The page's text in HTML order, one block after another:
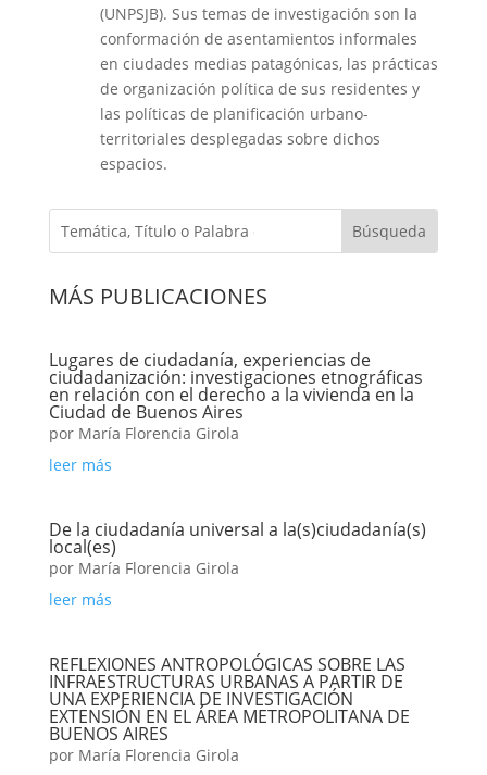
(UNPSJB). Sus temas de investigación son la
conformación de asentamientos informales
en ciudades medias patagónicas, las prácticas
de organización política de sus residentes y
las políticas de planificación urbano-
territoriales desplegadas sobre dichos
espacios.
MÁS PUBLICACIONES
Lugares de ciudadanía, experiencias de
ciudadanización: investigaciones etnográficas
en relación con el derecho a la vivienda en la
Ciudad de Buenos Aires
por María Florencia Girola
leer más
De la ciudadanía universal a la(s)ciudadanía(s)
local(es)
por María Florencia Girola
leer más
REFLEXIONES ANTROPOLÓGICAS SOBRE LAS
INFRAESTRUCTURAS URBANAS A PARTIR DE
UNA EXPERIENCIA DE INVESTIGACIÓN
EXTENSIÓN EN EL ÁREA METROPOLITANA DE
BUENOS AIRES
por María Florencia Girola